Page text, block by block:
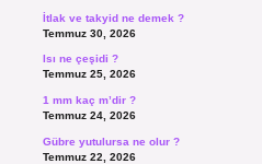
İtlak ve takyid ne demek ?
Temmuz 30, 2026
Isı ne çeşidi ?
Temmuz 25, 2026
1 mm kaç m’dir ?
Temmuz 24, 2026
Gübre yutulursa ne olur ?
Temmuz 22, 2026